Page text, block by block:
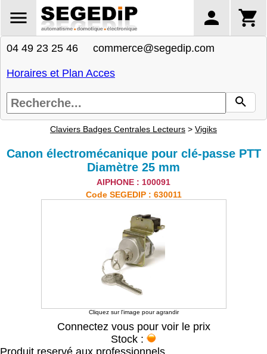
04 49 23 25 46 commerce@segedip.com
Horaires et Plan Acces
Claviers Badges Centrales Lecteurs > Vigiks
Canon électromécanique pour clé-passe PTT
Diamètre 25 mm
AIPHONE : 100091
Code SEGEDIP : 630011
Cliquez sur l'image pour agrandir
Connectez vous pour voir le prix
Stock :
Produit reservé aux professionnels